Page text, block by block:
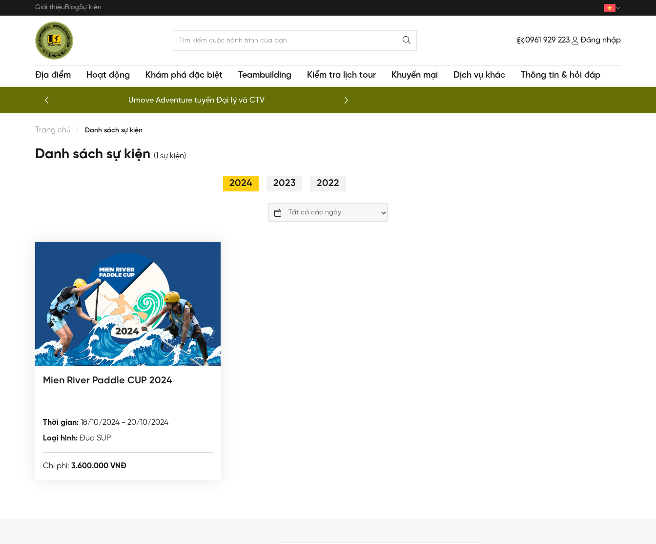
Giới thiệuBlogSự kiện
0961 929 223 Đăng nhập
Địa điểm Hoạt động Khám phá đặc biệt Teambuilding Kiểm tra lịch tour Khuyến mại Dịch vụ khác Thông tin & hỏi đáp
Kayaking chuyên nghiệp khám phá vịnh Lan Hạ
Trang chủ Danh sách sự kiện
Danh sách sự kiện (1 sự kiện)
2024 2023 2022
Mien River Paddle CUP 2024
Thời gian: 18/10/2024 - 20/10/2024
Loại hình: Đua SUP
Chi phí: 3.600.000 VNĐ